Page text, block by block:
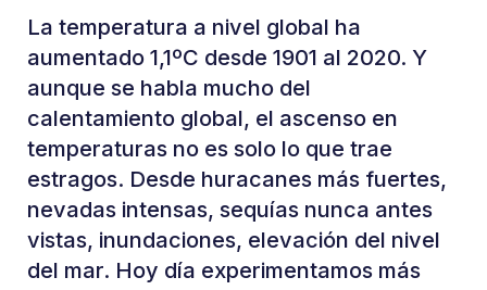
La temperatura a nivel global ha
aumentado 1,1ºC desde 1901 al 2020. Y
aunque se habla mucho del
calentamiento global, el ascenso en
temperaturas no es solo lo que trae
estragos. Desde huracanes más fuertes,
nevadas intensas, sequías nunca antes
vistas, inundaciones, elevación del nivel
del mar. Hoy día experimentamos más